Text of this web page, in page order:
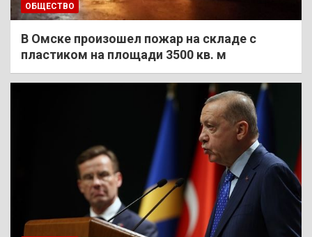
ОБЩЕСТВО
В Омске произошел пожар на складе с
пластиком на площади 3500 кв. м